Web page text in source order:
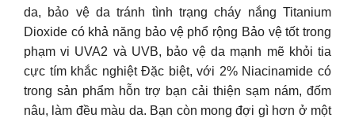
da, bảo vệ da tránh tình trạng cháy nắng Titanium
Dioxide có khả năng bảo vệ phổ rộng Bảo vệ tốt trong
phạm vi UVA2 và UVB, bảo vệ da mạnh mẽ khỏi tia
cực tím khắc nghiệt Đặc biệt, với 2% Niacinamide có
trong sản phẩm hỗn trợ bạn cải thiện sạm nám, đốm
nâu, làm đều màu da. Bạn còn mong đợi gì hơn ở một